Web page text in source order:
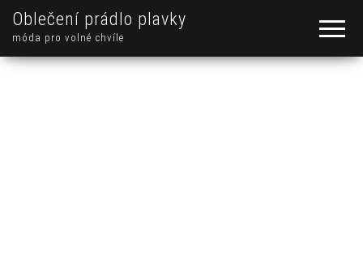
Oblečení prádlo plavky
móda pro volné chvíle